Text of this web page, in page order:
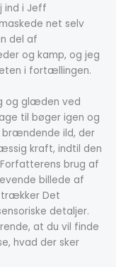
ind i Jeff
net selv
del af
og kamp, og jeg
i fortællingen.
og glæden ved
til bøger igen og
brændende ild, der
kraft, indtil den
brug af
billede af
trækker Det
detaljer.
at du vil finde
hvad der sker